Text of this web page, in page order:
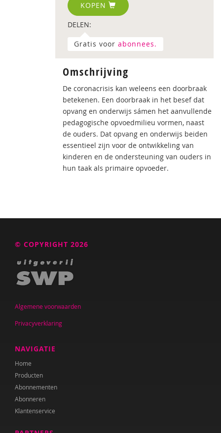
KOPEN
DELEN:
Gratis voor abonnees.
Omschrijving
De coronacrisis kan weleens een doorbraak
betekenen. Een doorbraak in het besef dat
opvang en onderwijs sámen het aanvullende
pedagogische opvoedmilieu vormen, naast
de ouders. Dat opvang en onderwijs beiden
essentieel zijn voor de ontwikkeling van
kinderen en de ondersteuning van ouders in
hun taak als primaire opvoeder.
© COPYRIGHT 2026
Algemene voorwaarden
Privacyverklaring
NAVIGATIE
Home
Producten
Abonnementen
Abonneren
Klantenservice